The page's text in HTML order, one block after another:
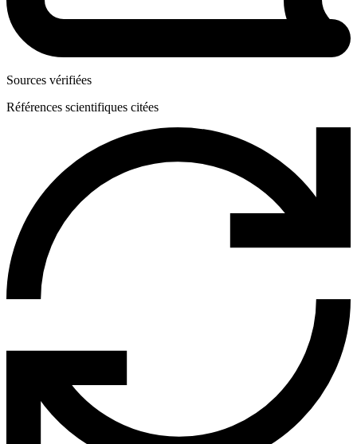
Sources vérifiées
Références scientifiques citées